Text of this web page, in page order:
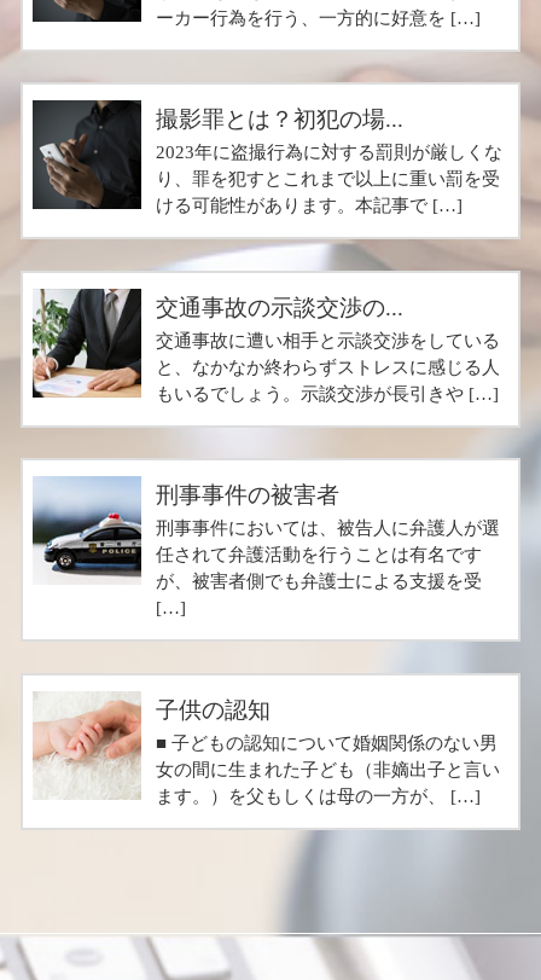
ーカー行為を行う、一方的に好意を […]
撮影罪とは？初犯の場...
2023年に盗撮行為に対する罰則が厳しくな
り、罪を犯すとこれまで以上に重い罰を受
ける可能性があります。本記事で […]
交通事故の示談交渉の...
交通事故に遭い相手と示談交渉をしている
と、なかなか終わらずストレスに感じる人
もいるでしょう。示談交渉が長引きや […]
刑事事件の被害者
刑事事件においては、被告人に弁護人が選
任されて弁護活動を行うことは有名です
が、被害者側でも弁護士による支援を受
[…]
子供の認知
■ 子どもの認知について婚姻関係のない男
女の間に生まれた子ども（非嫡出子と言い
ます。）を父もしくは母の一方が、 […]